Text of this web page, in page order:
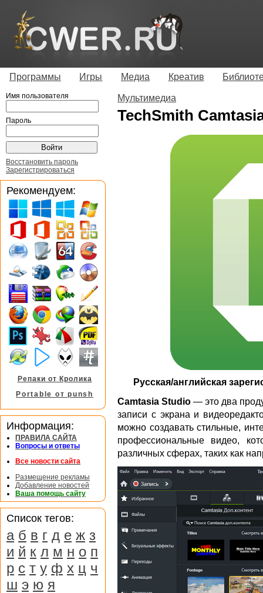
Программы Игры Медиа Креатив
Мультимедиа
TechSmith
Русская/английская
Camtasia Studio — это два
записи с экрана и
можно создавать стильные,
профессиональные видео,
различных сферах, таких как
Имя пользователя
Пароль
Восстановить пароль
Зарегистрироваться
Рекомендуем:
Репаки от Кролика
Portable от punsh
Информация:
ПРАВИЛА САЙТА
Вопросы и ответы
Все новости сайта
Размещение рекламы
Добавление новостей
Ваша помощь сайту
Список тегов:
а б в г д е ж з
и й к л м н о п
р с т у ф х ц ч
ш э ю я